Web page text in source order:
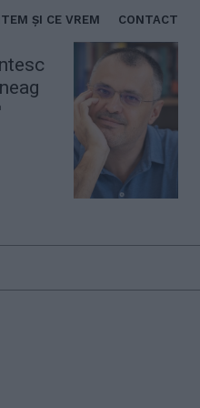
ȘI CE VREM CONTACT